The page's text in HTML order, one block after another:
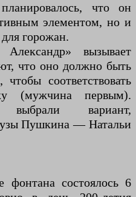
что он
элементом, но и
горожан.
вызывает
что оно должно быть
соответствовать
(мужчина первым).
вариант,
Пушкина — Натальи
фонтана состоялось 6